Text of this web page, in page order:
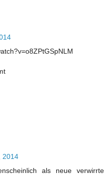
2014
als neue verwirrte